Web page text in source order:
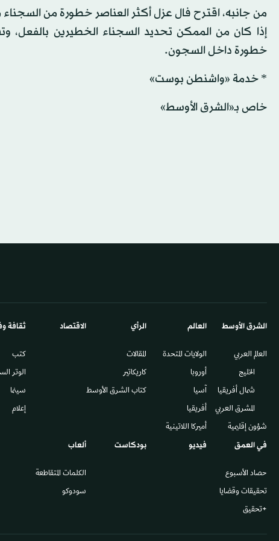
من جانبه، اقترح فال عزل أكثر العناصر خطورة من
إذا كان من الممكن تحديد السجناء الخطيرين بالفعل،
خطورة داخل السجون.
* خدمة «واشنطن بوست»
خاص بـ«الشرق الأوسط»
الشرق الأوسط​
العالم العربي
الخليج
شمال أفريقيا
المشرق العربي
شؤون إقليمية
العالم
الولايات المتحدة
أوروبا
آسيا
أفريقيا
أميركا اللاتينية
الرأي
المقالات
كاريكاتير
كتاب الشرق الأوسط
الاقتصاد ثقافة
كتب
الوتر
سينما
إعلام
في العمق
حصاد الأسبوع
تحقيقات وقضايا
+تحقيق
فيديو بودكاست ألعاب
الكلمات المتقاطعة
سودوكو